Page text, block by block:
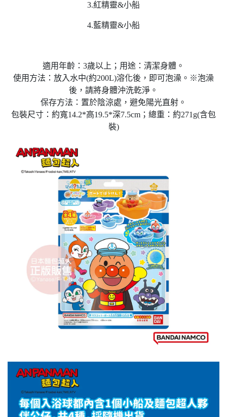
3.紅精靈&小船
4.藍精靈&小船
適用年齡：3歲以上；用途：清潔身體。
使用方法：放入水中(約200L)溶化後，即可泡澡。※泡澡
後，請將身體沖洗乾淨。
保存方法：置於陰涼處，避免陽光直射。
包裝尺寸：約寬14.2*高19.5*深7.5cm；總重：約271g(含包
裝)